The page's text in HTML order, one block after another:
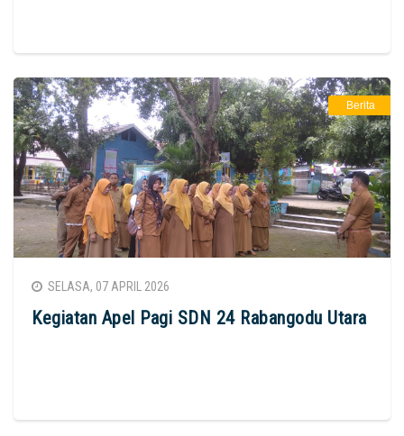
Berita
SELASA, 07 APRIL 2026
Kegiatan Apel Pagi SDN 24 Rabangodu Utara